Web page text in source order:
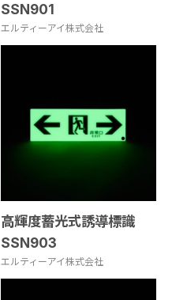
SSN901
エルティーアイ株式会社
高輝度蓄光式誘導標識
SSN903
エルティーアイ株式会社